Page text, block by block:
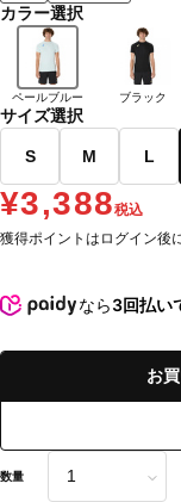
カラー選択
ペールブルー ブラック
サイズ選択
S M L
¥3,388税込
獲得ポイントはログイン後
なら3回払い
お
数量